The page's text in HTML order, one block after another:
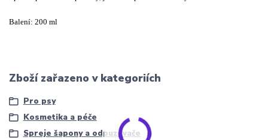
Balení: 200 ml
Zboží zařazeno v kategoriích
Pro psy
Kosmetika a péče
Spreje šapony a odpuzovače